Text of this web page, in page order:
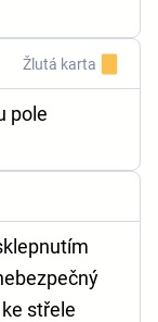
Žlutá karta
pole
střele